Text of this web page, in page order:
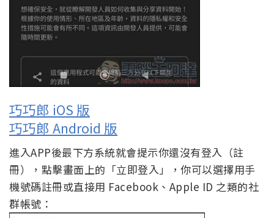
巧巧郎 iOS 版
巧巧郎 Android 版
進入APP後最下方系統就會提示你還沒有登入（註
冊），點擊畫面上的「立即登入」，你可以選擇用手
機號碼註冊或直接用 Facebook、Apple ID 之類的社
群帳號：